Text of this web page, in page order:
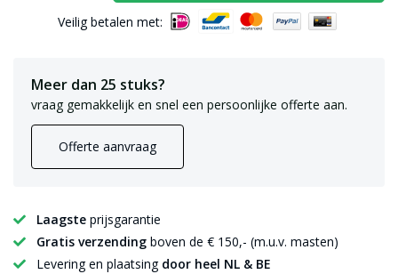
Veilig betalen met:
Meer dan 25 stuks?
vraag gemakkelijk en snel een persoonlijke offerte aan.
Offerte aanvraag
Laagste prijsgarantie
Gratis verzending boven de € 150,- (m.u.v. masten)
Levering en plaatsing door heel NL & BE